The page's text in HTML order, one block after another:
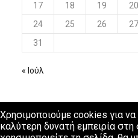
17
18 19 20
24
25 26 27
31
« Ιούλ
Χρησιμοποιούμε cookies για
καλύτερη δυνατή εμπειρία στη